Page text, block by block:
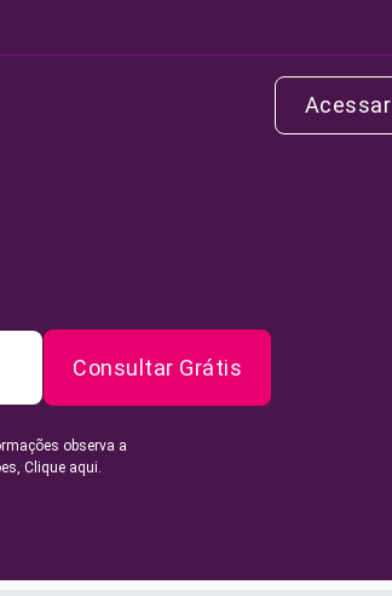
Acessar
Consultar Grátis
observa a
Clique aqui.